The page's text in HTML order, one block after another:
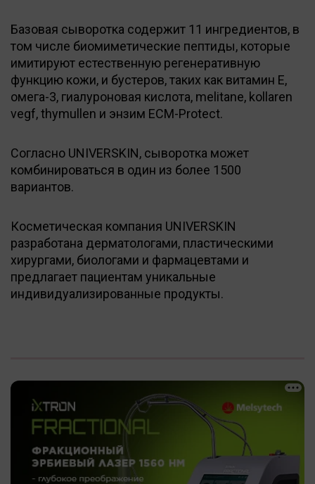
Базовая сыворотка содержит 11 ингредиентов, в
том числе биомиметические пептиды, которые
имитируют естественную регенеративную
функцию кожи, и бустеров, таких как витамин Е,
омега-3, гиалуроновая кислота, melitane, kollaren
vegf, thymullen и энзим ECM-Protect.
Согласно UNIVERSKIN, сыворотка может
комбинироваться в один из более 1500
вариантов.
Косметическая компания UNIVERSKIN
разработана дерматологами, пластическими
хирургами, биологами и фармацевтами и
предлагает пациентам уникальные
индивидуализированные продукты.